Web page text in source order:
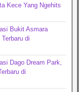
Kece Yang Ngehits
Bukit Asmara
di
Dago Dream Park,
di